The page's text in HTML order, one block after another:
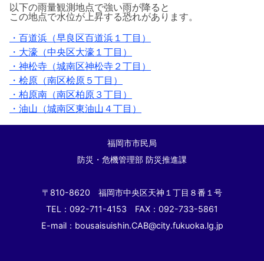
以下の雨量観測地点で強い雨が降ると
この地点で水位が上昇する恐れがあります。
・百道浜（早良区百道浜１丁目）
・大濠（中央区大濠１丁目）
・神松寺（城南区神松寺２丁目）
・桧原（南区桧原５丁目）
・柏原南（南区柏原３丁目）
・油山（城南区東油山４丁目）
福岡市市民局
防災・危機管理部 防災推進課
〒810-8620 福岡市中央区天神１丁目８番１号
TEL：092-711-4153 FAX：092-733-5861
E-mail：bousaisuishin.CAB@city.fukuoka.lg.jp